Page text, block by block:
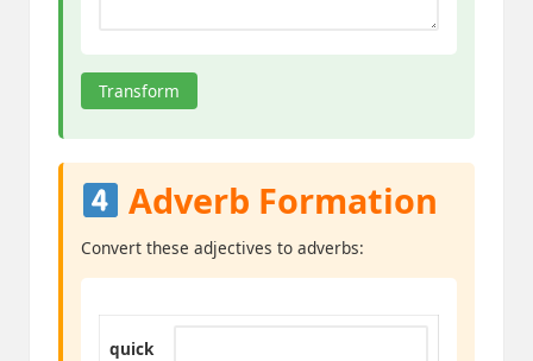
Transform
Adverb Formation
Convert these adjectives to adverbs:
quick